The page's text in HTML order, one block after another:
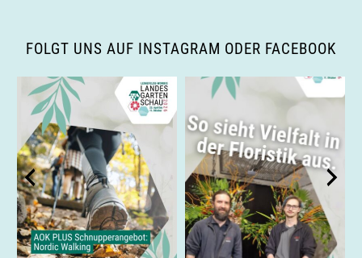
a
i
o
n
FOLGT UNS AUF INSTAGRAM ODER FACEBOOK